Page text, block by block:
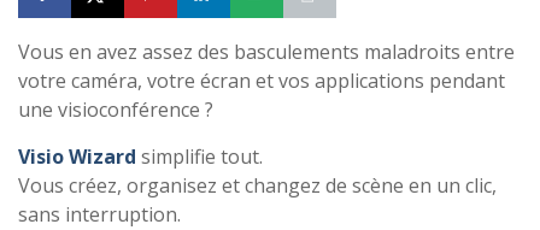
Vous en avez assez des basculements maladroits entre
votre caméra, votre écran et vos applications pendant
une visioconférence ?
Visio Wizard simplifie tout.
Vous créez, organisez et changez de scène en un clic,
sans interruption.